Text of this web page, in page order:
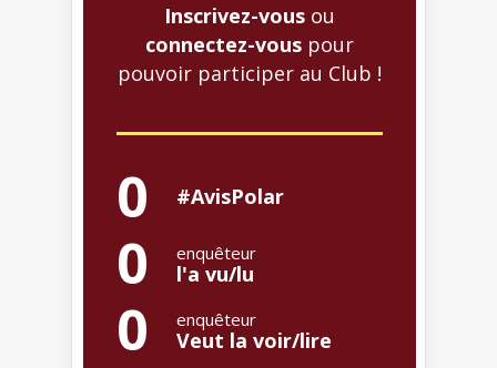
Inscrivez-vous ou
connectez-vous pour
pouvoir participer au Club !
0 #AvisPolar
0 enquêteur
l'a vu/lu
0 enquêteur
Veut la voir/lire